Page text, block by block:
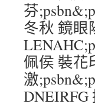
芬
冬秋 鏡眼
佩侯 裝花
激